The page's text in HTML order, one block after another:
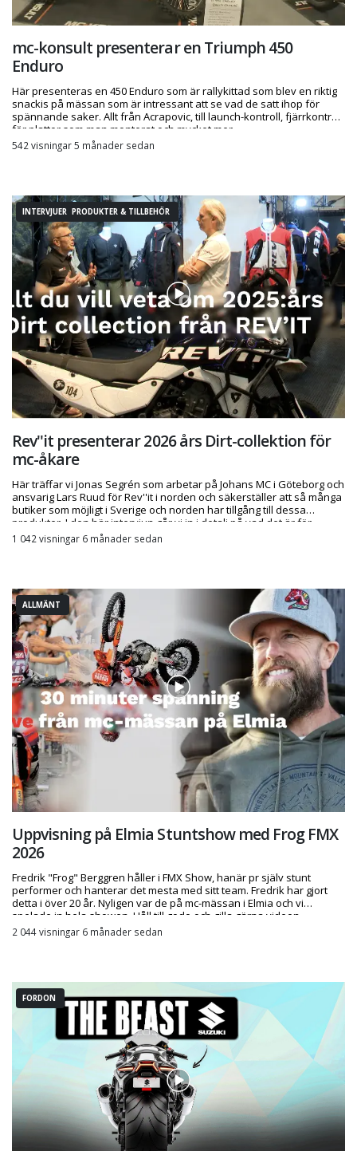
mc-konsult presenterar en Triumph 450
Enduro
Här presenteras en 450 Enduro som är rallykittad som blev en riktig
snackis på mässan som är intressant att se vad de satt ihop för
spännande saker. Allt från Acrapovic, till launch-kontroll, fjärrkontroll
för plattor som man monterat och mycket mer.
542 visningar 5 månader sedan
INTERVJUER PRODUKTER & TILLBEHÖR
Rev''it presenterar 2026 års Dirt-collektion för
mc-åkare
Här träffar vi Jonas Segrén som arbetar på Johans MC i Göteborg och
ansvarig Lars Ruud för Rev''it i norden och säkerställer att så många
butiker som möjligt i Sverige och norden har tillgång till dessa
produkter. I den här intervjun går vi in i detalj på vad det är för
produkter och vilka finesser de har.
1 042 visningar 6 månader sedan
ALLMÄNT
Uppvisning på Elmia Stuntshow med Frog FMX
2026
Fredrik "Frog" Berggren håller i FMX Show, hanär pr själv stunt
performer och hanterar det mesta med sitt team. Fredrik har gjort
detta i över 20 år. Nyligen var de på mc-mässan i Elmia och vi
spelade in hela showen. Håll till godo och gilla gärna videon.
2 044 visningar 6 månader sedan
FORDON